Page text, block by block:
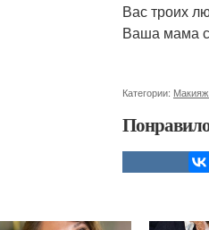
Вас троих
Ваша мама
Категории: